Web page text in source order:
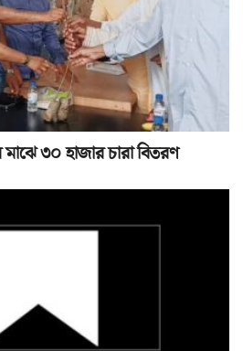
৩০ হাজার চারা বিতরণ